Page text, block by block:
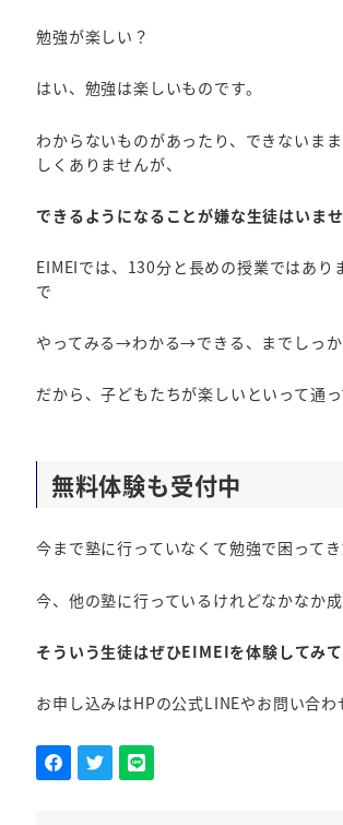
勉強が楽しい？
はい、勉強は楽しいものです。
わからないものがあったり、できないま
しくありませんが、
できるようになることが嫌な生徒はいませ
EIMEIでは、130分と長めの授業ではあり
で
やってみる→わかる→できる、までしっか
だから、子どもたちが楽しいといって通っ
無料体験も受付中
今まで塾に行っていなくて勉強で困ってき
今、他の塾に行っているけれどなかなか
そういう生徒はぜひEIMEIを体験してみて
お申し込みはHPの公式LINEやお問い合わ